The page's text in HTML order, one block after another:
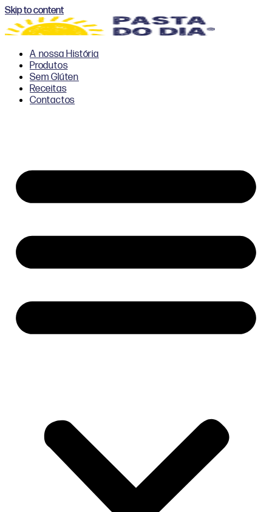
Skip to content
A nossa História
Produtos
Sem Glúten
Receitas
Contactos